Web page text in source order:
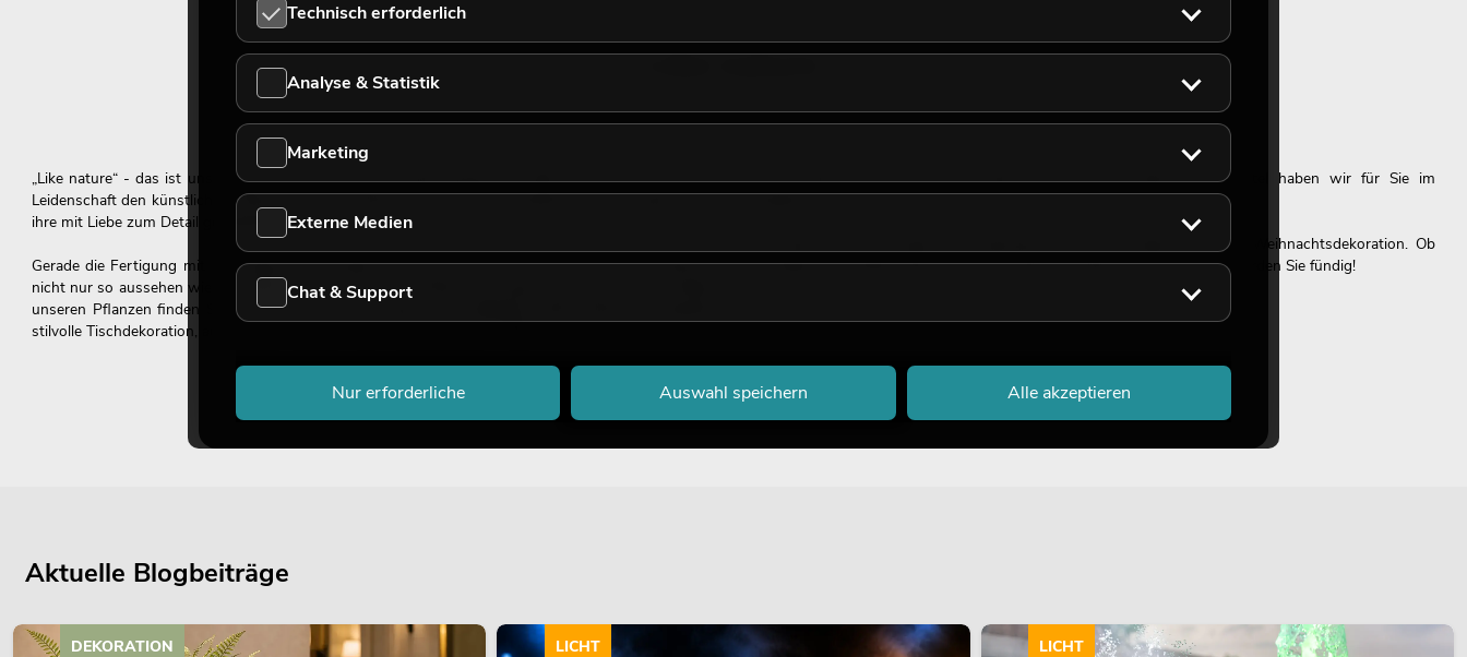
Like nature
„Like nature“ - das ist unser Motto und mehr als ein Werbeslogan.Seit 1993 widmen wir uns voller
Leidenschaft den künstlichen Pflanzen und der Dekoration. Unsere Kunstpflanzen überzeugen durch
ihre mit Liebe zum Detail gestalteten Feinheiten.
Gerade die Fertigung mit neuartigen Kunststoffen (wie etwa EVA und PEVA) lässt unsere Pflanzen
nicht nur so aussehen wie die natürlichen Vertreter – sie fühlen sich sogar täuschend echt an! Neben
unseren Pflanzen finden Sie in unserem Sortiment aber auch vielfältige andere Dekorationsobjekte:
stilvolle Tischdekoration, ausgefallene Brunnen oder werbewirksame Tafeln.
Auch Zubehör wie Design-Übertöpfe und passende Beleuchtungsmittel haben wir für Sie im
Angebot.
Besonders viel Wert legen wir außerdem auf unsere Halloween- und Weihnachtsdekoration. Ob
gruselige Geisterdeko oder stimmungsvoller Christbaumschmuck: Hier werden Sie fündig!
Ihrer Firma, den Arbeitsplatz zu Hause oder die ansprechende Dekoration von Hotelzimmern handelt, in unserem Online Shop werden Sie garantiert fündig. Schauen Sie doch mal rein!
EUROPALMS bietet Ihnen eine top Auswahl an Laub- und Ficusbäumen, Nadelbäumen und
Es zieht Sie für die Dekoration Ihrer Geschäftsräume oder einer Eventlocation in die Tropen? Dann
Aktuelle Blogbeiträge
DEKORATION LICHT LICHT
Technisch erforderlich
Analyse & Statistik
Marketing
Externe Medien
Chat & Support
Nur erforderliche Auswahl speichern Alle akzeptieren